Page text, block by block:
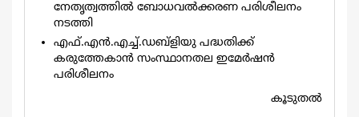
നേതൃത്വത്തില്‍ ബോധവല്‍ക്കരണ പരിശീലനം
നടത്തി
എഫ്.എന്‍.എച്ച്.ഡബ്ളിയു പദ്ധതിക്ക്
കരുത്തേകാന്‍ സംസ്ഥാനതല ഇമേര്‍ഷന്‍
പരിശീലനം
കൂടുതല്‍